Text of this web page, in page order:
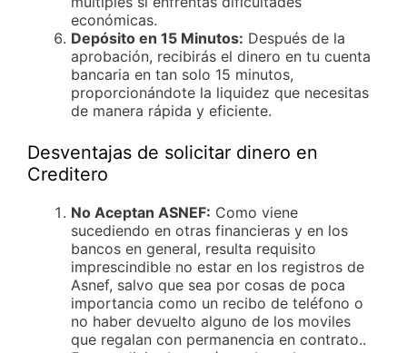
económicas.
Depósito en 15 Minutos: Después de la
aprobación, recibirás el dinero en tu cuenta
bancaria en tan solo 15 minutos,
proporcionándote la liquidez que necesitas
de manera rápida y eficiente.
Desventajas de solicitar dinero en
Creditero
No Aceptan ASNEF: Como viene
sucediendo en otras financieras y en los
bancos en general, resulta requisito
imprescindible no estar en los registros de
Asnef, salvo que sea por cosas de poca
importancia como un recibo de teléfono o
no haber devuelto alguno de los moviles
que regalan con permanencia en contrato..